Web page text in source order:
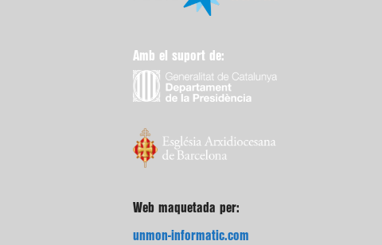
Amb el suport de:
Web maquetada per:
unmon-informatic.com